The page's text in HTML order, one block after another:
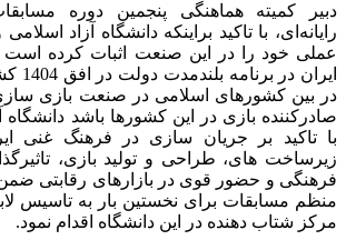
دبیر کمیته هماهنگی پنجمین دوره
رایانه‌ای، با تاکید براینکه دانشگاه آزاد
عملی خود را در این صنعت اثبات کرده است
در بین کشورهای اسلامی در صنعت بازی سازی
صادرکننده بازی در این کشورها باشد دانشگاه
با تاکید بر جریان سازی در فرهنگ غنی
زیرساخت های، طراحی و تولید بازی،
فرهنگی و حضور قوی در بازارهای رقابتی
منظم مسابقات برای نخستین بار به تاسیس
مرکز شتاب دهنده در این دانشگاه اقدام نمود.